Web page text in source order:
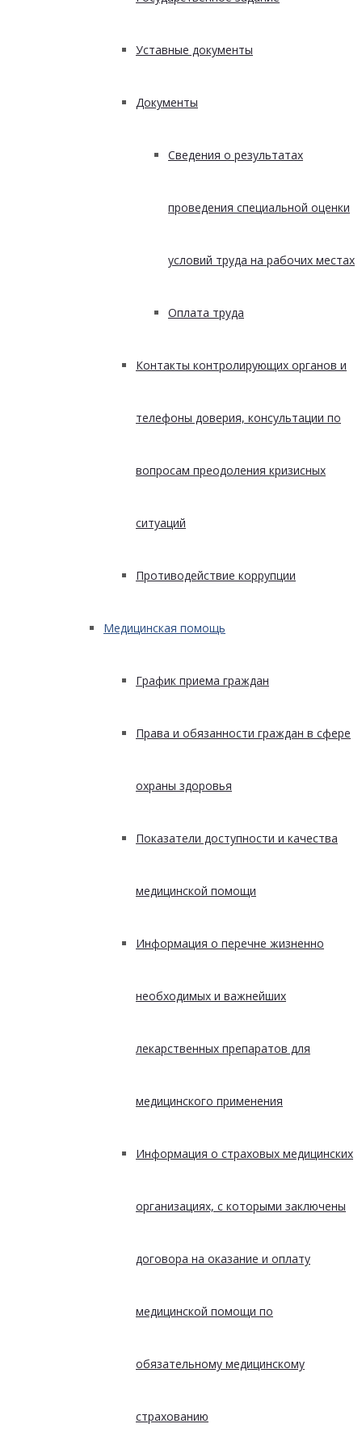
Уставные документы
Документы
Сведения о результатах
проведения специальной оценки
условий труда на рабочих местах
Оплата труда
Контакты контролирующих органов и
телефоны доверия, консультации по
вопросам преодоления кризисных
ситуаций
Противодействие коррупции
Медицинская помощь
График приема граждан
Права и обязанности граждан в сфере
охраны здоровья
Показатели доступности и качества
медицинской помощи
Информация о перечне жизненно
необходимых и важнейших
лекарственных препаратов для
медицинского применения
Информация о страховых медицинских
организациях, с которыми заключены
договора на оказание и оплату
медицинской помощи по
обязательному медицинскому
страхованию